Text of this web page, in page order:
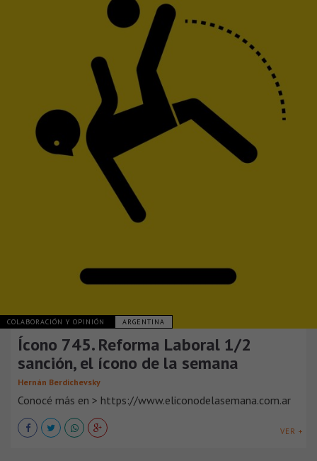
COLABORACIÓN Y OPINIÓN ARGENTINA
Ícono 745. Reforma Laboral 1/2
sanción, el ícono de la semana
Hernán Berdichevsky
Conocé más en > https://www.eliconodelasemana.com.ar
VER +